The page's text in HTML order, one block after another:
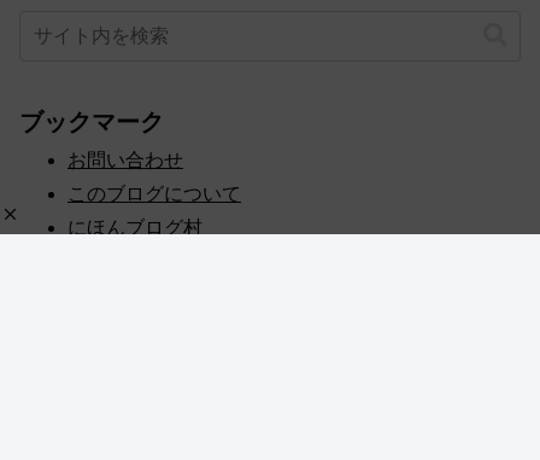
ブックマーク
お問い合わせ
このブログについて
にほんブログ村